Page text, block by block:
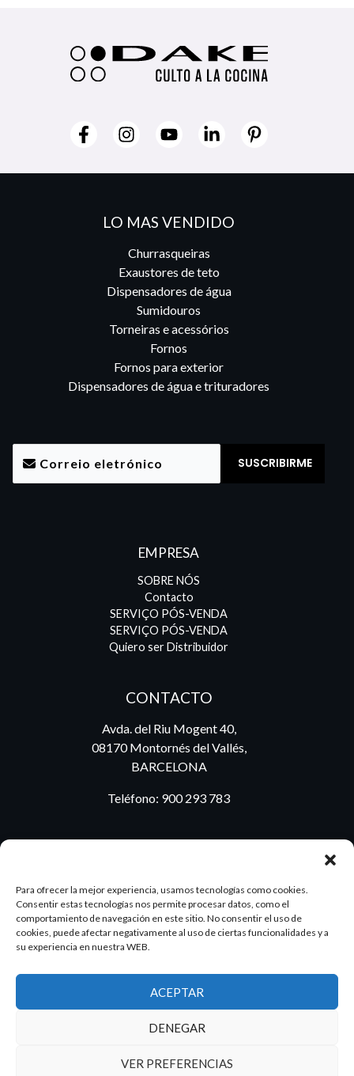
Para ofrecer la mejor experiencia, usamos tecnologías como cookies.
Consentir estas tecnologías nos permite procesar datos, como el
comportamiento de navegación en este sitio. No consentir el uso de
cookies, puede afectar negativamente al uso de ciertas funcionalidades y a
su experiencia en nuestra WEB.
ACEPTAR
DENEGAR
VER PREFERENCIAS
LO MAS VENDIDO
Churrasqueiras
Exaustores de teto
Dispensadores de água
Sumidouros
Torneiras e acessórios
Fornos
Fornos para exterior
Dispensadores de água e trituradores
EMPRESA
SOBRE NÓS
Contacto
SERVIÇO PÓS-VENDA
SERVIÇO PÓS-VENDA
Quiero ser Distribuidor
CONTACTO
Avda. del Riu Mogent 40,
08170 Montornés del Vallés,
BARCELONA
Teléfono: 900 293 783
2026 Dake. Todos los derechos reservados.